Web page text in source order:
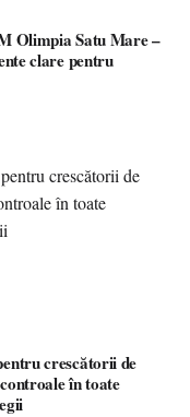
Olimpia Satu Mare –
clare pentru
crescătorii de
în toate